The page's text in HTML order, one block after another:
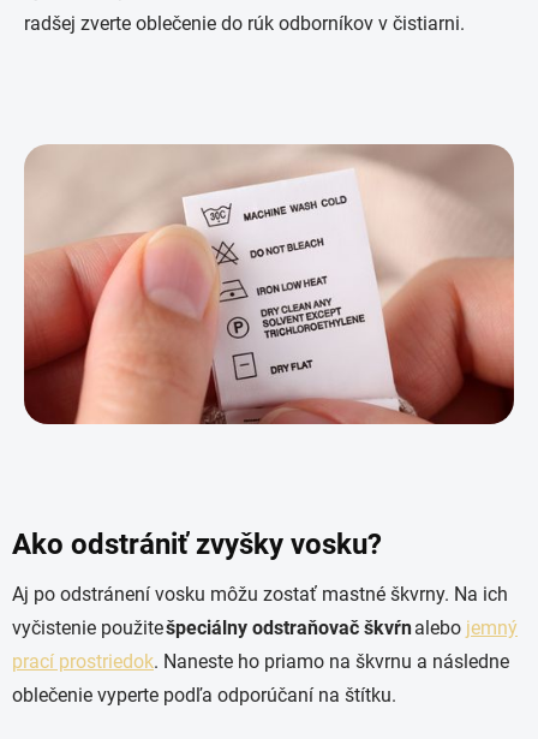
radšej zverte oblečenie do rúk odborníkov v čistiarni.
Ako odstrániť zvyšky vosku?
Aj po odstránení vosku môžu zostať mastné škvrny. Na ich
vyčistenie použitešpeciálny odstraňovač škvŕnalebo jemný
prací prostriedok. Naneste ho priamo na škvrnu a následne
oblečenie vyperte podľa odporúčaní na štítku.